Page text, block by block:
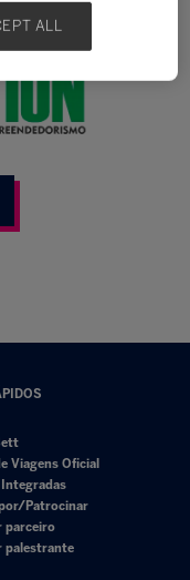
Viagens Oficial
Patrocinar
parceiro
palestrante
ALL